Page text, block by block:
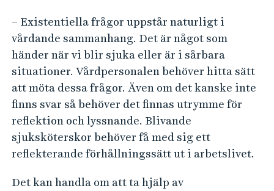
– Existentiella frågor uppstår naturligt i
vårdande sammanhang. Det är något som
händer när vi blir sjuka eller är i sårbara
situationer. Vårdpersonalen behöver hitta sätt
att möta dessa frågor. Även om det kanske inte
finns svar så behöver det finnas utrymme för
reflektion och lyssnande. Blivande
sjuksköterskor behöver få med sig ett
reflekterande förhållningssätt ut i arbetslivet.
Det kan handla om att ta hjälp av